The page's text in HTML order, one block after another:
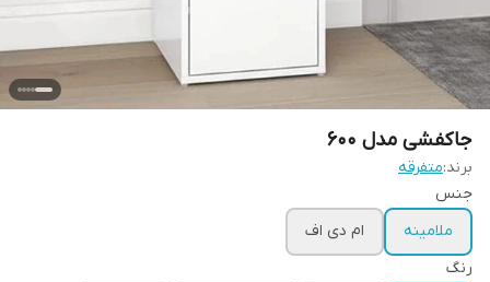
جاکفشی مدل 600
برند:متفرقه
جنس
ملامینه
ام دی اف
رنگ